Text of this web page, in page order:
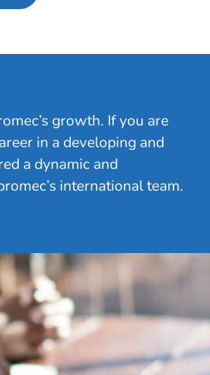
growth. If you are
in a developing and
a dynamic and
international team.